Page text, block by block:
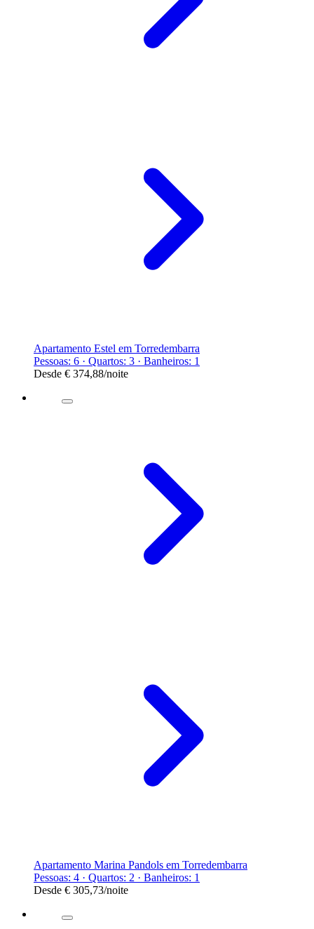
Apartamento Estel em Torredembarra
Pessoas: 6 · Quartos: 3 · Banheiros: 1
Desde € 374,88/noite
Apartamento Marina Pandols em Torredembarra
Pessoas: 4 · Quartos: 2 · Banheiros: 1
Desde € 305,73/noite